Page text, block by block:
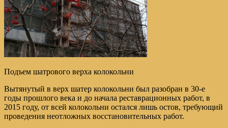
Подъем шатрового верха колокольни
Вытянутый в верх шатер колокольни был разобран в 30-е
годы прошлого века и до начала реставрационных работ, в
2015 году, от всей колокольни остался лишь остов, требующий
проведения неотложных восстановительных работ.